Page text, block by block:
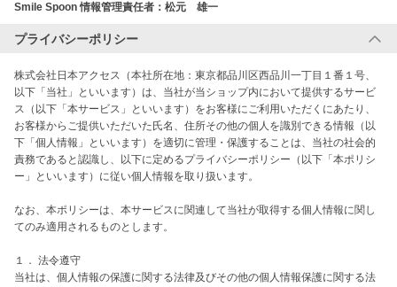
Smile Spoon情報管理責任者： 松元 雄一
プライバシーポリシー
株式会社日本アクセス（本社所在地：東京都品川区西品川一丁目１番１号、
以下「当社」といいます）は、当社が当ショップ内において提供するサービ
ス（以下「本サービス」といいます）をお客様にご利用いただくにあたり、
お客様からご提供いただいた氏名、住所その他の個人を識別できる情報（以
下「個人情報」といいます）を適切に管理・保護することは、当社の社会的
責務であると認識し、以下に定めるプライバシーポリシー（以下「本ポリシ
ー」といいます）に従い個人情報を取り扱います。
なお、本ポリシーは、本サービスに関連して当社が取得する個人情報に関し
てのみ適用されるものとします。
１． 法令遵守
当社は、個人情報の保護に関する法律及びその他の個人情報保護に関する法